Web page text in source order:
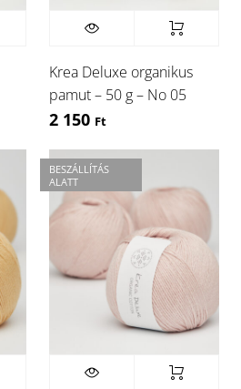
Krea Deluxe organikus
pamut – 50 g – No 05
2 150 Ft
BESZÁLLÍTÁS
ALATT